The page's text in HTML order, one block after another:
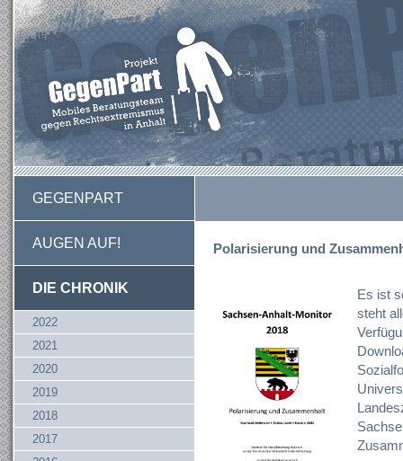
GEGENPART
AUGEN AUF!
DIE CHRONIK
2022
2021
2020
2019
2018
2017
Polarisierung und
Es ist
steht